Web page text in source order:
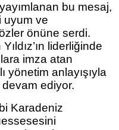
bu mesaj,
uyum ve
önüne serdi.
liderliğinde
imza atan
yönetim anlayışıyla
ediyor.
Karadeniz